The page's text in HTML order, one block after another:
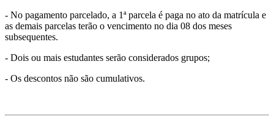
- No pagamento parcelado, a 1ª parcela é paga no ato da matrícula e
as demais parcelas terão o vencimento no dia 08 dos meses
subsequentes.
- Dois ou mais estudantes serão considerados grupos;
- Os descontos não são cumulativos.